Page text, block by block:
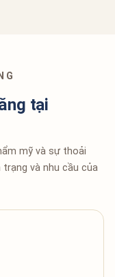
tại
mỹ và sự thoải
và nhu cầu của